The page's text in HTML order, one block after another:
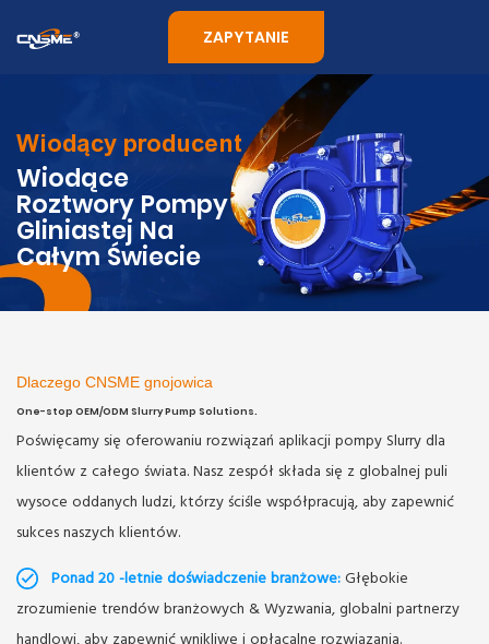
ZAPYTANIE
Wiodący producent
Wiodące
Roztwory Pompy
Gliniastej Na
Całym Świecie
Dlaczego CNSME gnojowica
One-stop OEM/ODM Slurry Pump Solutions.
Poświęcamy się oferowaniu rozwiązań aplikacji pompy Slurry dla
klientów z całego świata. Nasz zespół składa się z globalnej puli
wysoce oddanych ludzi, którzy ściśle współpracują, aby zapewnić
sukces naszych klientów.
Ponad 20 -letnie doświadczenie branżowe:Głębokie
zrozumienie trendów branżowych & Wyzwania, globalni partnerzy